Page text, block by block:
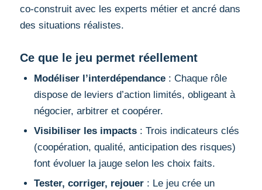
co-construit avec les experts métier et ancré dans
des situations réalistes.
Ce que le jeu permet réellement
Modéliser l’interdépendance: Chaque rôle
dispose de leviers d’action limités, obligeant à
négocier, arbitrer et coopérer.
Visibiliser les impacts: Trois indicateurs clés
(coopération, qualité, anticipation des risques)
font évoluer la jauge selon les choix faits.
Tester, corriger, rejouer: Le jeu crée un